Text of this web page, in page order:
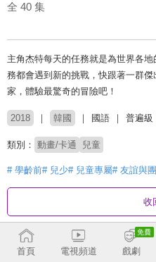
全 40 集
主角杰特每天的任務就是為世界各
務都會遇到新的挑戰，快跟著一群
家，體驗最驚奇的冒險吧！
2018 韓國 國語 普遍級
類別： 動畫/卡通 兒童
# 學齡前# 兒少# 兒童專屬# 友誼與
收
劇集列表
首頁 電視頻道 戲劇